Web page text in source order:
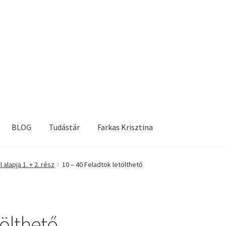
BLOG Tudástár Farkas Krisztina
1. + 2. rész 10 – 40 Feladtok letölthető